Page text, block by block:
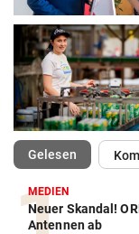
Gelesen
MEDIEN
Neuer Skandal!
Antennen ab